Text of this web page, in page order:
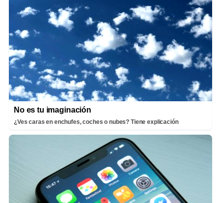
No es tu imaginación
¿Ves caras en enchufes, coches o nubes? Tiene explicación